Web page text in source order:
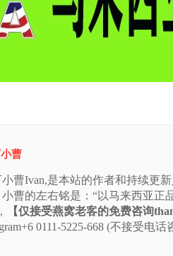
曹
曹Ivan,是本站的作者和持续更
小曹的左右铭是：“以马来西亚
【仅接受燕窝老客的免费咨询
0111-5225-668 (不接受电